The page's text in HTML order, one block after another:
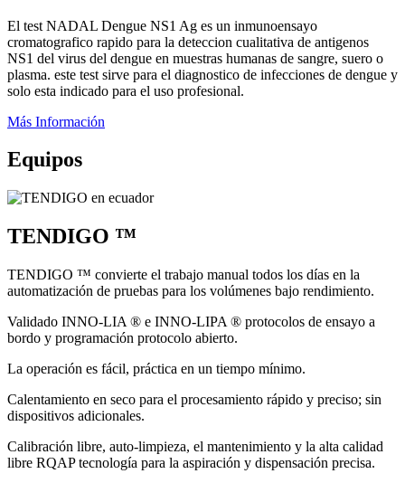
El test NADAL Dengue NS1 Ag es un inmunoensayo
cromatografico rapido para la deteccion cualitativa de antigenos
NS1 del virus del dengue en muestras humanas de sangre, suero o
plasma. este test sirve para el diagnostico de infecciones de dengue y
solo esta indicado para el uso profesional.
Más Información
Equipos
TENDIGO ™
TENDIGO ™ convierte el trabajo manual todos los días en la
automatización de pruebas para los volúmenes bajo rendimiento.
Validado INNO-LIA ® e INNO-LIPA ® protocolos de ensayo a
bordo y programación protocolo abierto.
La operación es fácil, práctica en un tiempo mínimo.
Calentamiento en seco para el procesamiento rápido y preciso; sin
dispositivos adicionales.
Calibración libre, auto-limpieza, el mantenimiento y la alta calidad
libre RQAP tecnología para la aspiración y dispensación precisa.